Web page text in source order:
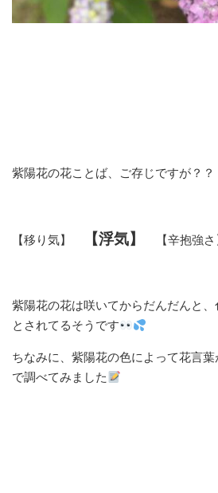
紫陽花の花ことば、ご存じですが？？
【移り気】 【浮気】 【辛抱強さ
紫陽花の花は咲いてからだんだんと
とされてるそうです
ちなみに、紫陽花の色によって花言
で調べてみました